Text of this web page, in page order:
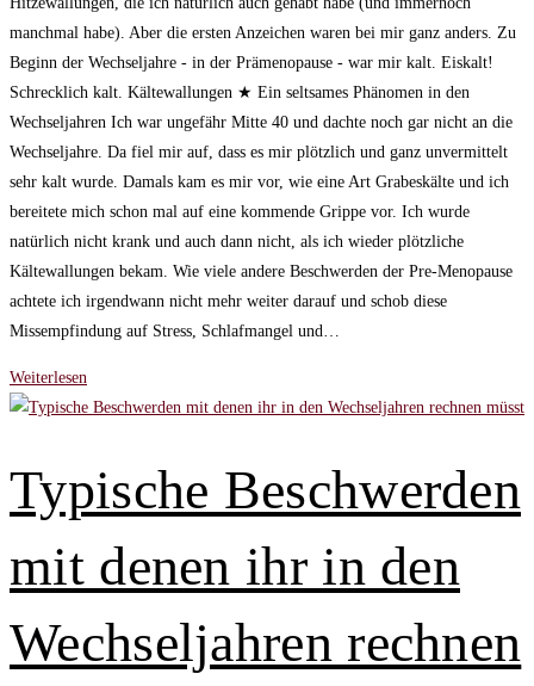
manchmal habe). Aber die ersten Anzeichen waren bei mir ganz anders. Zu
Beginn der Wechseljahre - in der Prämenopause - war mir kalt. Eiskalt!
Schrecklich kalt. Kältewallungen ★ Ein seltsames Phänomen in den
Wechseljahren Ich war ungefähr Mitte 40 und dachte noch gar nicht an die
Wechseljahre. Da fiel mir auf, dass es mir plötzlich und ganz unvermittelt
sehr kalt wurde. Damals kam es mir vor, wie eine Art Grabeskälte und ich
bereitete mich schon mal auf eine kommende Grippe vor. Ich wurde
natürlich nicht krank und auch dann nicht, als ich wieder plötzliche
Kältewallungen bekam. Wie viele andere Beschwerden der Pre-Menopause
achtete ich irgendwann nicht mehr weiter darauf und schob diese
Missempfindung auf Stress, Schlafmangel und…
Weiterlesen
★
Phänomen
den
Wechseljahren
Typische Beschwerden
mit denen ihr in den
Wechseljahren rechnen